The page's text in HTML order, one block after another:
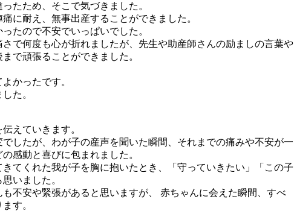
たため、そこで気づきました。
に耐え、無事出産することができました。
たので不安でいっぱいでした。
で何度も心が折れましたが、先生や助産師さんの励ましの言葉や
で頑張ることができました。
かったです。
た。
えていきます。
したが、わが子の産声を聞いた瞬間、それまでの痛みや不安が一
感動と喜びに包まれました。
てくれた我が子を胸に抱いたとき、「守っていきたい」「この子
いました。
不安や緊張があると思いますが、 赤ちゃんに会えた瞬間、すべ
す。